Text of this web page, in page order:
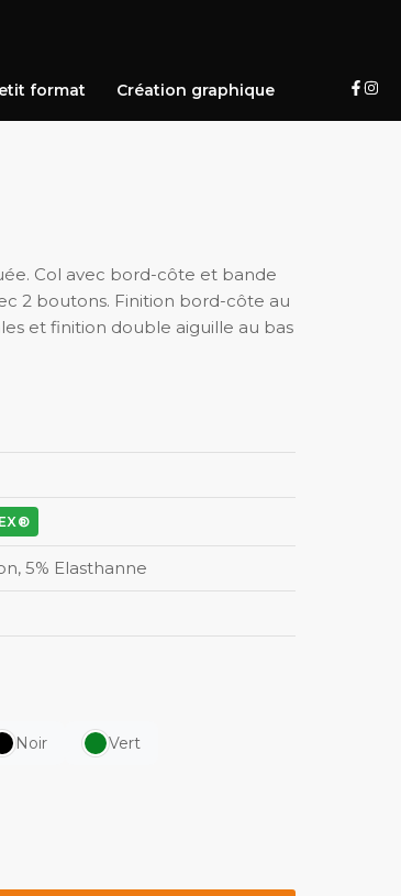
format Création graphique
Col avec bord-côte et bande
2 boutons. Finition bord-côte au
et finition double aiguille au bas
5% Elasthanne
Noir Vert